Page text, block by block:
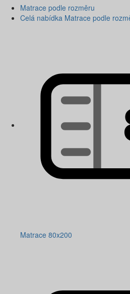
Matrace podle rozměru
Celá nabídka Matrace podle
Matrace 80x200